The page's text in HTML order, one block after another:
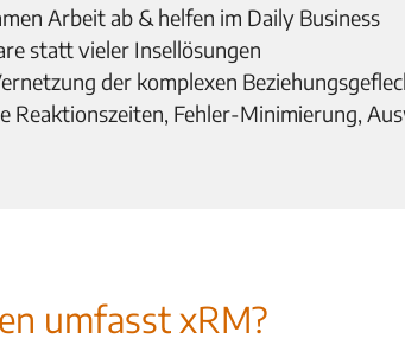
Arbeit ab & helfen im Daily Business
statt vieler Insellösungen
der komplexen
Reaktionszeiten, Fehler-Minimierung,
umfasst xRM?